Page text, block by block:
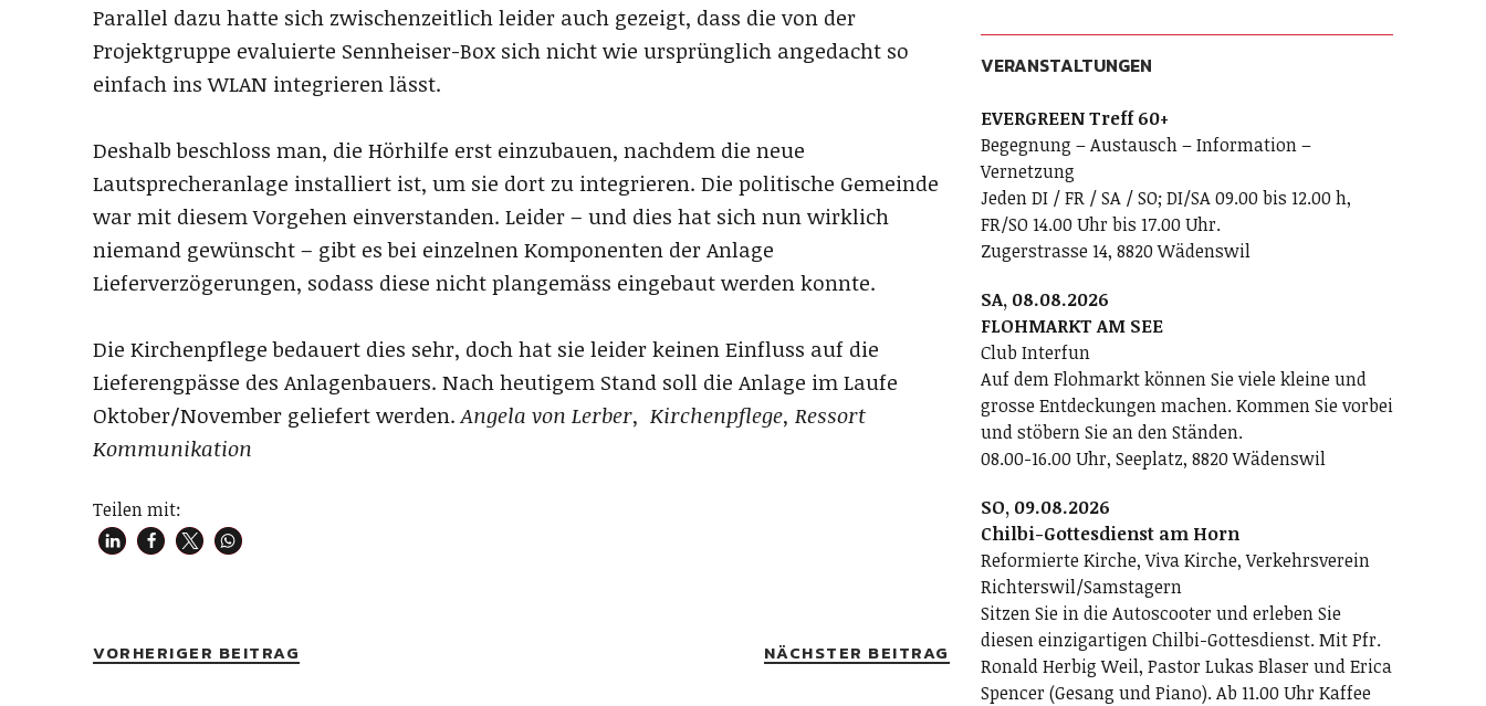
Parallel dazu hatte sich zwischenzeitlich leider auch gezeigt, dass die von der
Projektgruppe evaluierte Sennheiser-Box sich nicht wie ursprünglich angedacht so
einfach ins WLAN integrieren lässt.
Deshalb beschloss man, die Hörhilfe erst einzubauen, nachdem die neue
Lautsprecheranlage installiert ist, um sie dort zu integrieren. Die politische Gemeinde
war mit diesem Vorgehen einverstanden. Leider – und dies hat sich nun wirklich
niemand gewünscht – gibt es bei einzelnen Komponenten der Anlage
Lieferverzögerungen, sodass diese nicht plangemäss eingebaut werden konnte.
Die Kirchenpflege bedauert dies sehr, doch hat sie leider keinen Einfluss auf die
Lieferengpässe des Anlagenbauers. Nach heutigem Stand soll die Anlage im Laufe
Oktober/November geliefert werden.Angela von Lerber, Kirchenpflege, Ressort
Kommunikation
Teilen mit:
VORHERIGER BEITRAG NÄCHSTER BEITRAG
VERANSTALTUNGEN
EVERGREEN Treff 60+
Begegnung – Austausch – Information –
Vernetzung
Jeden DI / FR / SA / SO; DI/SA 09.00 bis 12.00 h,
FR/SO 14.00 Uhr bis 17.00 Uhr.
Zugerstrasse 14, 8820 Wädenswil
SA, 08.08.2026
FLOHMARKT AM SEE
Club Interfun
Auf dem Flohmarkt können Sie viele kleine und
grosse Entdeckungen machen. Kommen Sie vorbei
und stöbern Sie an den Ständen.
08.00-16.00 Uhr, Seeplatz, 8820 Wädenswil
SO, 09.08.2026
Chilbi-Gottesdienst am Horn
Reformierte Kirche, Viva Kirche, Verkehrsverein
Richterswil/Samstagern
Sitzen Sie in die Autoscooter und erleben Sie
diesen einzigartigen Chilbi-Gottesdienst. Mit Pfr.
Ronald Herbig Weil, Pastor Lukas Blaser und Erica
Spencer (Gesang und Piano). Ab 11.00 Uhr Kaffee